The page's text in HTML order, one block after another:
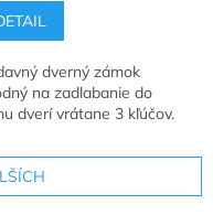
dverný zámok
na zadlabanie do
dverí vrátane 3 kľúčov.